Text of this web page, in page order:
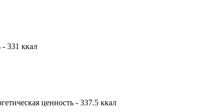
- 331 ккал
ценность - 337.5 ккал